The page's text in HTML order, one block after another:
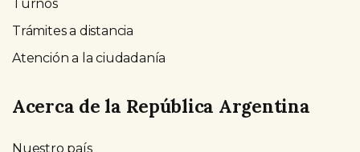
Turnos
Trámites a distancia
Atención a la ciudadanía
Acerca de la República Argentina
Nuestro país